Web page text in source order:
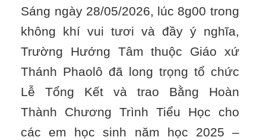
Sáng ngày 28/05/2026, lúc 8g00 trong
không khí vui tươi và đầy ý nghĩa,
Trường Hướng Tâm thuộc Giáo xứ
Thánh Phaolô đã long trọng tổ chức
Lễ Tổng Kết và trao Bằng Hoàn
Thành Chương Trình Tiểu Học cho
các em học sinh năm học 2025 –